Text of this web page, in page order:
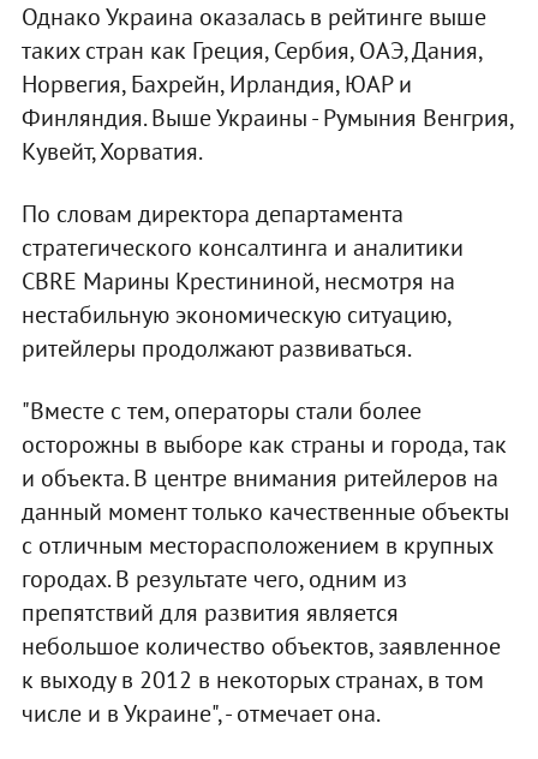
Однако Украина оказалась в рейтинге выше
таких стран как Греция, Сербия, ОАЭ, Дания,
Норвегия, Бахрейн, Ирландия, ЮАР и
Финляндия. Выше Украины - Румыния Венгрия,
Кувейт, Хорватия.
По словам директора департамента
стратегического консалтинга и аналитики
CBRE Марины Крестининой, несмотря на
нестабильную экономическую ситуацию,
ритейлеры продолжают развиваться.
"Вместе с тем, операторы стали более
осторожны в выборе как страны и города, так
и объекта. В центре внимания ритейлеров на
данный момент только качественные объекты
с отличным месторасположением в крупных
городах. В результате чего, одним из
препятствий для развития является
небольшое количество объектов, заявленное
к выходу в 2012 в некоторых странах, в том
числе и в Украине", - отмечает она.